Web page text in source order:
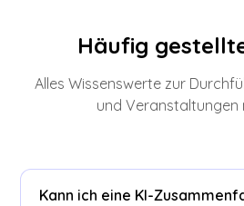
Häufig
Alles Wissenswerte zur
und Veranstaltungen
Kann ich eine KI-